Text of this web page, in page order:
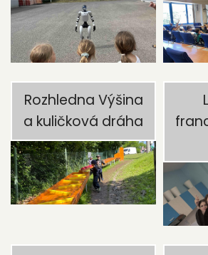
Rozhledna Výšina
a kuličková dráha